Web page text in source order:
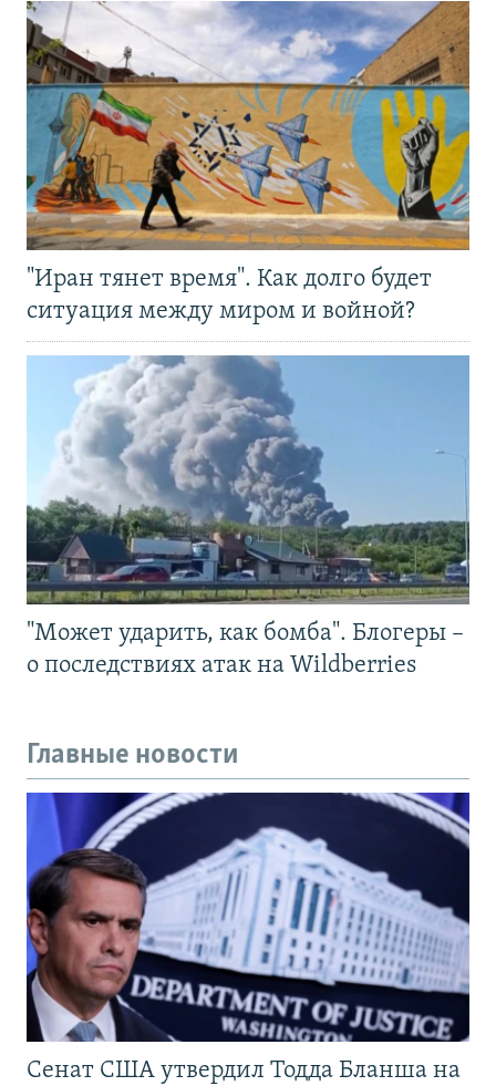
"Иран тянет время". Как долго будет
ситуация между миром и войной?
"Может ударить, как бомба". Блогеры –
о последствиях атак на Wildberries
Главные новости
Сенат США утвердил Тодда Бланша на